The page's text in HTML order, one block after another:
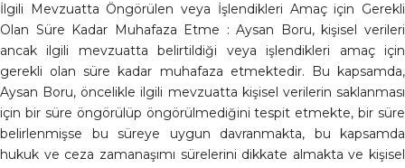
İlgili Mevzuatta Öngörülen veya İşlendikleri Amaç için Gerekli
Olan Süre Kadar Muhafaza Etme : Aysan Boru, kişisel verileri
ancak ilgili mevzuatta belirtildiği veya işlendikleri amaç için
gerekli olan süre kadar muhafaza etmektedir. Bu kapsamda,
Aysan Boru, öncelikle ilgili mevzuatta kişisel verilerin saklanması
için bir süre öngörülüp öngörülmediğini tespit etmekte, bir süre
belirlenmişse bu süreye uygun davranmakta, bu kapsamda
hukuk ve ceza zamanaşımı sürelerini dikkate almakta ve kişisel